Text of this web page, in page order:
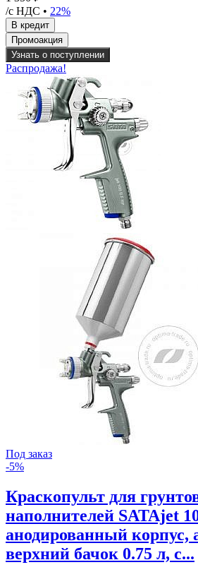
/с НДС • 22%
Узнать о поступлении
Распродажа!
Под заказ
-5%
Краскопульт для
наполнителей SATAjet
анодированный
верхний бачок 0.75 л, с...